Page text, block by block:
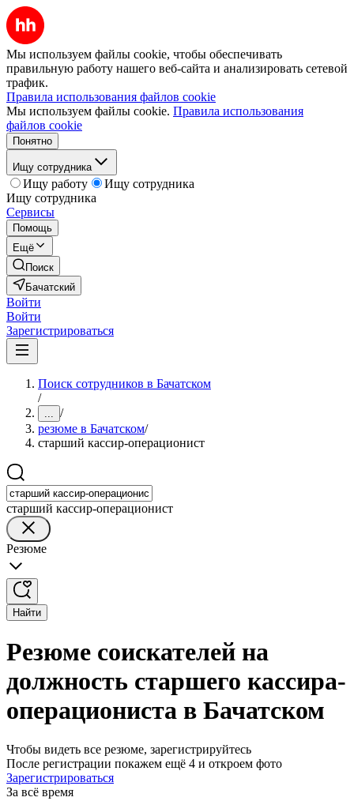
Мы используем файлы cookie, чтобы обеспечивать
правильную работу нашего веб-сайта и анализировать сетевой
трафик.
Правила использования файлов cookie
Мы используем файлы cookie. Правила использования
файлов cookie
Понятно
Ищу сотрудника
Ищу работу
Ищу сотрудника
Ищу сотрудника
Сервисы
Помощь
Ещё
Поиск
Бачатский
Войти
Войти
Зарегистрироваться
Поиск сотрудников в Бачатском
/
... /
резюме в Бачатском/
старший кассир-операционист
старший кассир-операционист
Резюме
Найти
Резюме соискателей на
должность старшего кассира-
операциониста в Бачатском
Чтобы видеть все резюме, зарегистрируйтесь
После регистрации покажем ещё 4 и откроем фото
Зарегистрироваться
За всё время